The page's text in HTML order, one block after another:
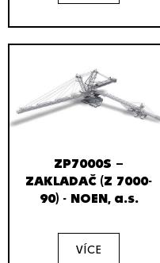
ZP7000S –
ZAKLADAČ (Z 7000-
90) - NOEN, a.s.
VÍCE